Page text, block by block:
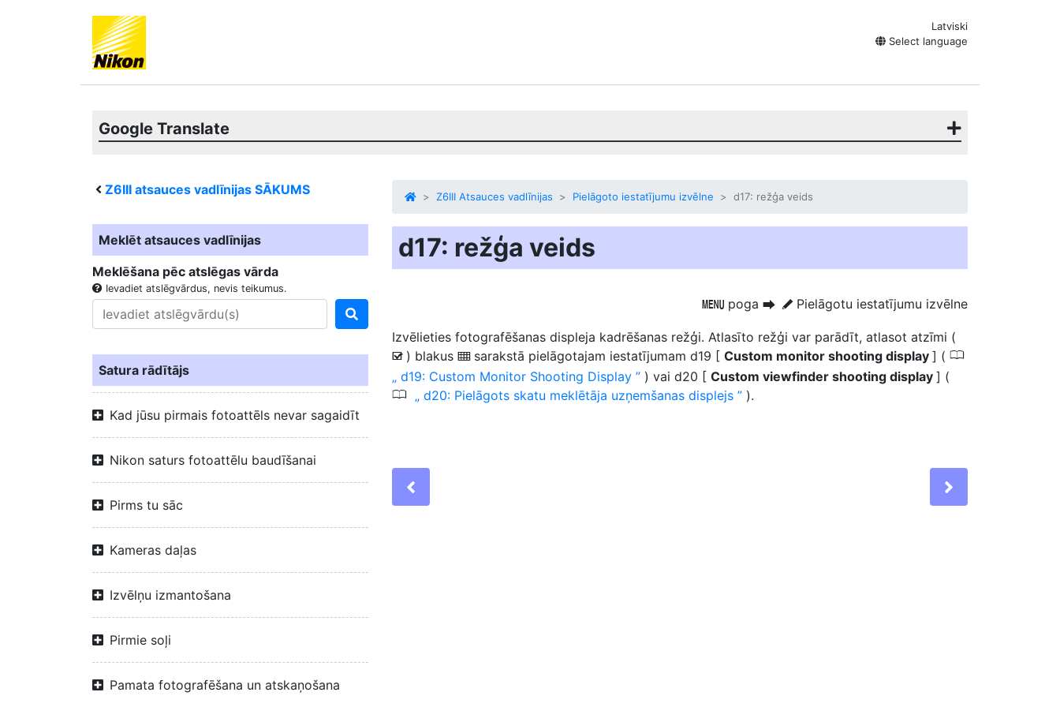
Latviski
Select language
Google Translate
Z6III atsauces vadlīnijas SĀKUMS
Meklēt atsauces vadlīnijas
Meklēšana pēc atslēgas vārda
Ievadiet atslēgvārdus, nevis teikumus.
Satura rādītājs
Kad jūsu pirmais fotoattēls nevar sagaidīt
Nikon saturs fotoattēlu baudīšanai
Pirms tu sāc
Kameras daļas
Izvēlņu izmantošana
Pirmie soļi
Pamata fotografēšana un atskaņošana
Z6III Atsauces vadlīnijas Pielāgoto iestatījumu izvēlne d17: režģa veids
d17: režģa veids
G poga U A Pielāgotu iestatījumu izvēlne
Izvēlieties fotografēšanas displeja kadrēšanas režģi. Atlasīto režģi var parādīt, atlasot atzīmi (
M ) blakus b sarakstā pielāgotajam iestatījumam d19 [ Custom monitor shooting display ] ( 0
d19: Custom Monitor Shooting Display ) vai d20 [ Custom viewfinder shooting display ] (
0 d20: Pielāgots skatu meklētāja uzņemšanas displejs ).